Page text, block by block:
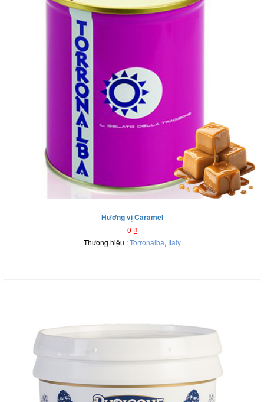
Hương vị Caramel
0 ₫
Thương hiệu :Torronalba, Italy